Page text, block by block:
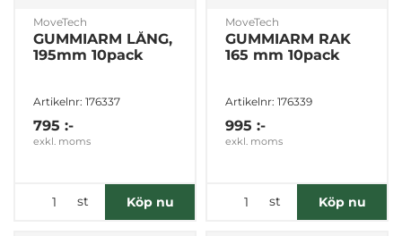
Marknadsföring
Visa detaljer
MoveTech
GUMMIARM LÅNG,
195mm 10pack
Artikelnr: 176337
795 :-
exkl. moms
st Köp nu
MoveTech
GUMMIARM RAK
165 mm 10pack
Artikelnr: 176339
995 :-
exkl. moms
st Köp nu